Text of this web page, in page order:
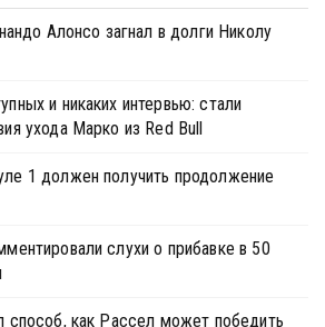
Алонсо загнал в долги Николу
и никаких интервью: стали
ухода Марко из Red Bull
1 должен получить продолжение
слухи о прибавке в 50
способ, как Рассел может победить